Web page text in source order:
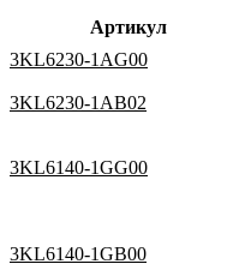
Артикул
3KL6230-1AG00
3KL6230-1AB02
3KL6140-1GG00
3KL6140-1GB00